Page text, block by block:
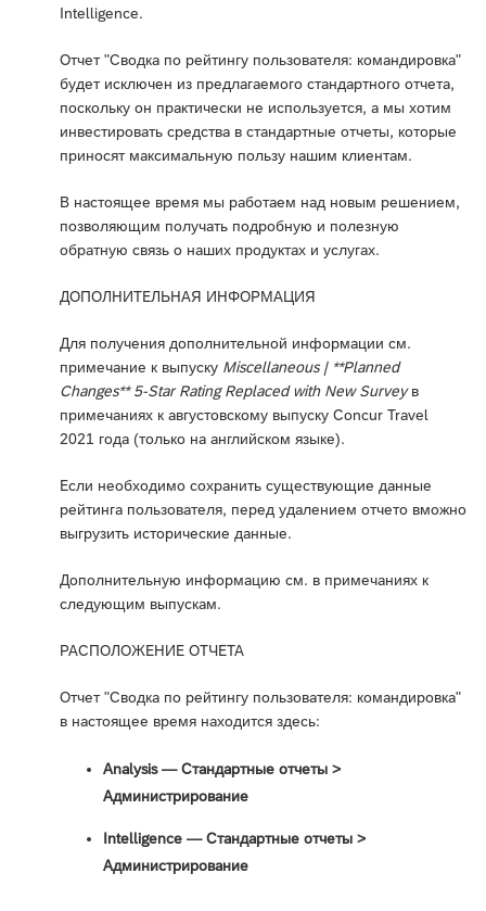
Intelligence.
Отчет "Сводка по рейтингу пользователя: командировка"
будет исключен из предлагаемого стандартного отчета,
поскольку он практически не используется, а мы хотим
инвестировать средства в стандартные отчеты, которые
приносят максимальную пользу нашим клиентам.
В настоящее время мы работаем над новым решением,
позволяющим получать подробную и полезную
обратную связь о наших продуктах и услугах.
ДОПОЛНИТЕЛЬНАЯ ИНФОРМАЦИЯ
Для получения дополнительной информации см.
примечание к выпуску Miscellaneous | **Planned
Changes** 5-Star Rating Replaced with New Surveyв
примечаниях к августовскому выпуску Concur Travel
2021 года (только на английском языке).
Если необходимо сохранить существующие данные
рейтинга пользователя, перед удалением отчето вможно
выгрузить исторические данные.
Дополнительную информацию см. в примечаниях к
следующим выпускам.
РАСПОЛОЖЕНИЕ ОТЧЕТА
Отчет "Сводка по рейтингу пользователя: командировка"
в настоящее время находится здесь:
Analysis — Стандартные отчеты >
Администрирование
Intelligence — Стандартные отчеты >
Администрирование